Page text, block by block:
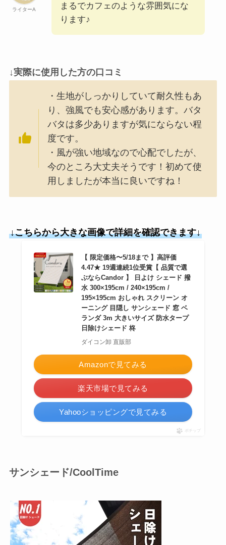
ライターA
まるでカフェのような雰囲気にな
ります♪
↓実際に使用した方の口コミ
・生地がしっかりしていて耐久性もあ
り、強風でも安心感があります。バタ
バタは多少ありますが気にならない程
度です。
・風が強い地域なので心配でしたが、
今のところ大丈夫そうです！初めて使
用しましたが本当に良いですね！
↓こちらから大きな画像で詳細を確認できます↓
【 限定価格〜5/18まで 】高評価
4.47★ 19週連続1位受賞【 品質で選
ぶならCandor 】 日よけ シェード 撥
水 300×195cm / 240×195cm /
195×195cm おしゃれ スクリーン オ
ーニング 目隠し サンシェード 窓 ベ
ランダ 3m 大きいサイズ 防水タープ
日除けシェード 柊
ダイコン卸 直販部
Amazonで見てみる
楽天市場で見てみる
Yahooショッピングで見てみる
ポチップ
サンシェード/CoolTime